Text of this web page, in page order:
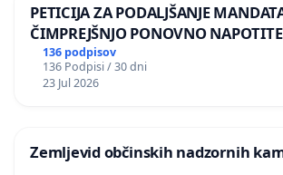
PETICIJA ZA PODALJŠANJE
ČIMPREJŠNJO PONOVNO
BERNARDA ŠRAJNERJA NA
REPUBLIKE SLOVENIJE V MOSKVI
136 podpisov
136 Podpisi / 30 dni
23 Jul 2026
Zemljevid občinskih nadzornih